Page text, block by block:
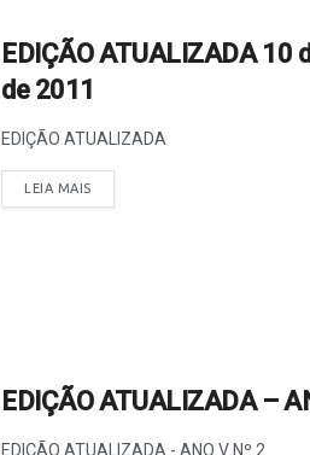
EDIÇÃO ATUALIZADA 10
de 2011
EDIÇÃO ATUALIZADA
LEIA MAIS
EDIÇÃO ATUALIZADA –
EDIÇÃO ATUALIZADA - ANO V Nº 2